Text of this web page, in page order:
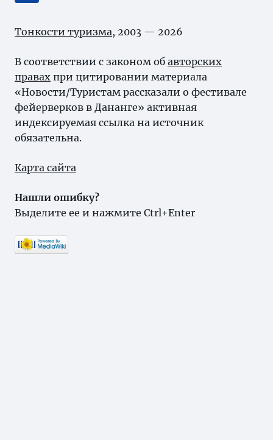
Тонкости туризма, 2003 — 2026
В соответствии с законом об авторских
правах при цитировании материала
«Новости/Туристам рассказали о фестивале
фейерверков в Дананге» активная
индексируемая ссылка на источник
обязательна.
Карта сайта
Нашли ошибку?
Выделите ее и нажмите Ctrl+Enter